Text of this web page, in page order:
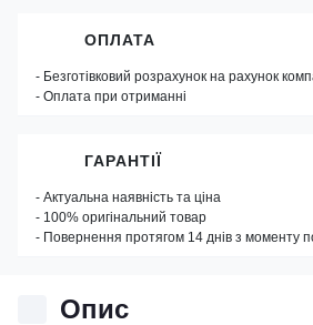
Опис
ОПЛАТА
- Безготівковий розрахунок на рахунок
- Оплата при отриманні
ГАРАНТІЇ
- Актуальна наявність та ціна
- 100% оригінальний товар
- Повернення протягом 14 днів з моменту